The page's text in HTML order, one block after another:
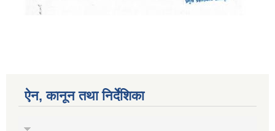
ऐन, कानून तथा निर्देशिका